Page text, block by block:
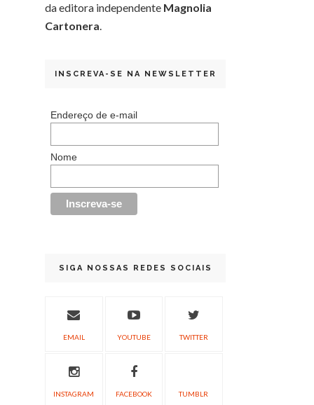
da editora independente Magnolia
Cartonera.
INSCREVA-SE NA NEWSLETTER
Endereço de e-mail
Nome
SIGA NOSSAS REDES SOCIAIS
EMAIL YOUTUBE TWITTER
INSTAGRAM FACEBOOK TUMBLR